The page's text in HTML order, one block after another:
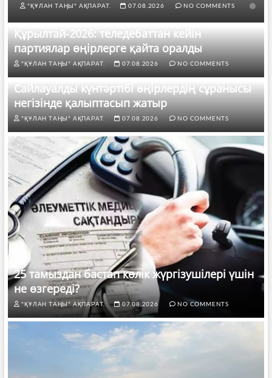
"ҚҰЛАН ТАҢЫ" АҚПАРАТ. 07.08.2026 NO COMMENTS
Құрылтай-2026: теледебаттан кейін
партиялар өңірлерге қайта оралды
"ҚҰЛАН ТАҢЫ" АҚПАРАТ. 07.08.2026 NO COMMENTS
Сайлауалды күнтәртібі өңірлердің сұранысы
негізінде қалыптасып жатыр
"ҚҰЛАН ТАҢЫ" АҚПАРАТ. 07.08.2026 NO COMMENTS
25 тамыздан бастап көлік жүргізушілері үшін
не өзгереді?
"ҚҰЛАН ТАҢЫ" АҚПАРАТ. 07.08.2026 NO COMMENTS